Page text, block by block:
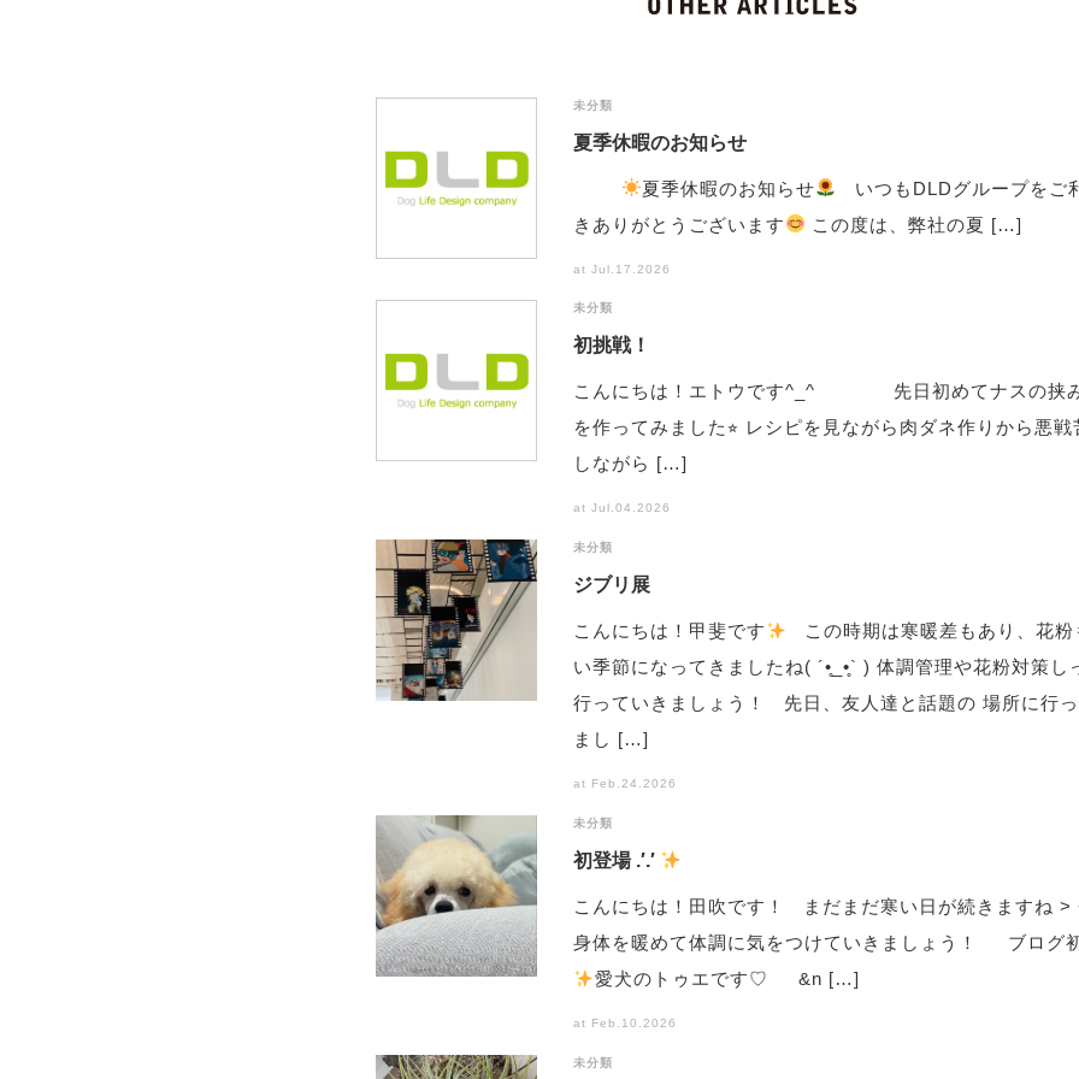
未分類
夏季休暇のお知らせ
夏季休暇のお知らせ
いつもDLDグループをご
きありがとうございます
この度は、弊社の夏 […]
at Jul.17.2026
未分類
初挑戦！
こんにちは！エトウです^_^ 先日初めてナスの挟
を作ってみました⭐︎ レシピを見ながら肉ダネ作りから悪戦
しながら […]
at Jul.04.2026
未分類
ジブリ展
こんにちは！甲斐です
この時期は寒暖差もあり、花粉
い季節になってきましたね( ´•̥_•̥` ) 体調管理や花粉対策し
行っていきましょう！ 先日、友人達と話題の 場所に行っ
まし […]
at Feb.24.2026
未分類
初登場 .′.′
こんにちは！田吹です！ まだまだ寒い日が続きますね >
身体を暖めて体調に気をつけていきましょう！ ブログ
️愛犬のトゥエです♡ &n […]
at Feb.10.2026
未分類